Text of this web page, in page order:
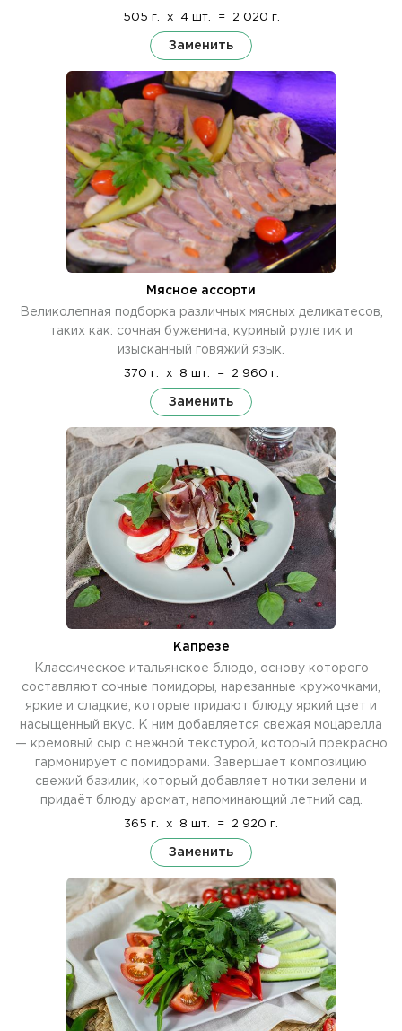
505 г. x 4 шт. = 2 020 г.
Заменить
Мясное ассорти
Великолепная подборка различных мясных деликатесов,
таких как: сочная буженина, куриный рулетик и
изысканный говяжий язык.
370 г. x 8 шт. = 2 960 г.
Заменить
Капрезе
Классическое итальянское блюдо, основу которого
составляют сочные помидоры, нарезанные кружочками,
яркие и сладкие, которые придают блюду яркий цвет и
насыщенный вкус. К ним добавляется свежая моцарелла
— кремовый сыр с нежной текстурой, который прекрасно
гармонирует с помидорами. Завершает композицию
свежий базилик, который добавляет нотки зелени и
придаёт блюду аромат, напоминающий летний сад.
365 г. x 8 шт. = 2 920 г.
Заменить